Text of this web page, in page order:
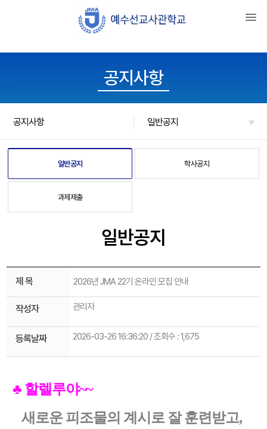
공지사항
공지사항 일반공지
일반공지 학사공지
과제제출
일반공지
제 목 2026년 JMA 22기 온라인 모집 안내
작성자 관리자
등록날짜 2026-03-26 16:36:20 / 조회수 : 1,675
♣ 할렐루야~~
새로운 피조물의 계시로 잘 훈련받고,